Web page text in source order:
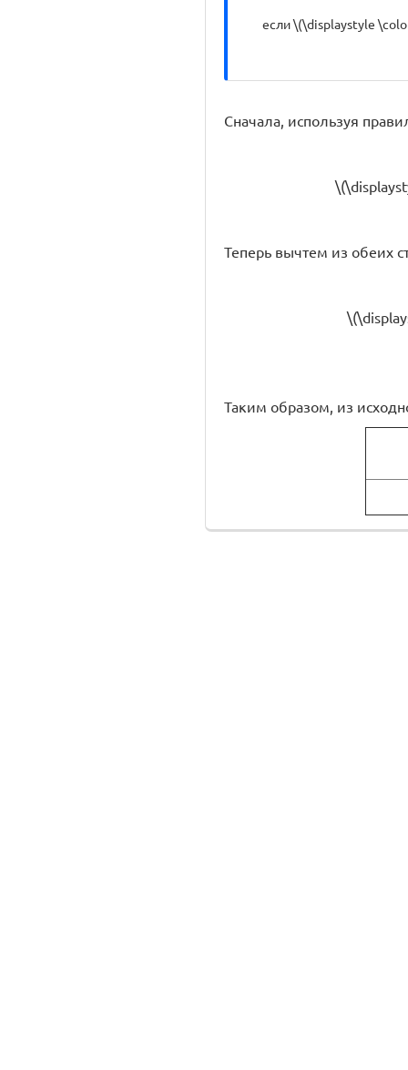
если \(\displaystyle
Сначала, используя
Теперь вычтем из обеих
Таким образом, из